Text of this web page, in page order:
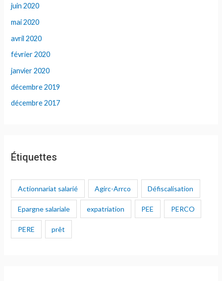
juin 2020
mai 2020
avril 2020
février 2020
janvier 2020
décembre 2019
décembre 2017
Étiquettes
Actionnariat salarié Agirc-Arrco Défiscalisation
Epargne salariale expatriation PEE PERCO
PERE prêt